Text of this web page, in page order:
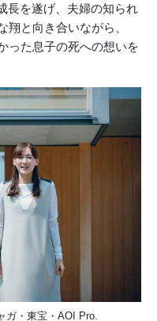
長を遂げ、夫婦の知られ
翔と向き合いながら、
った息子の死への想いを
ガ・東宝・AOI Pro.